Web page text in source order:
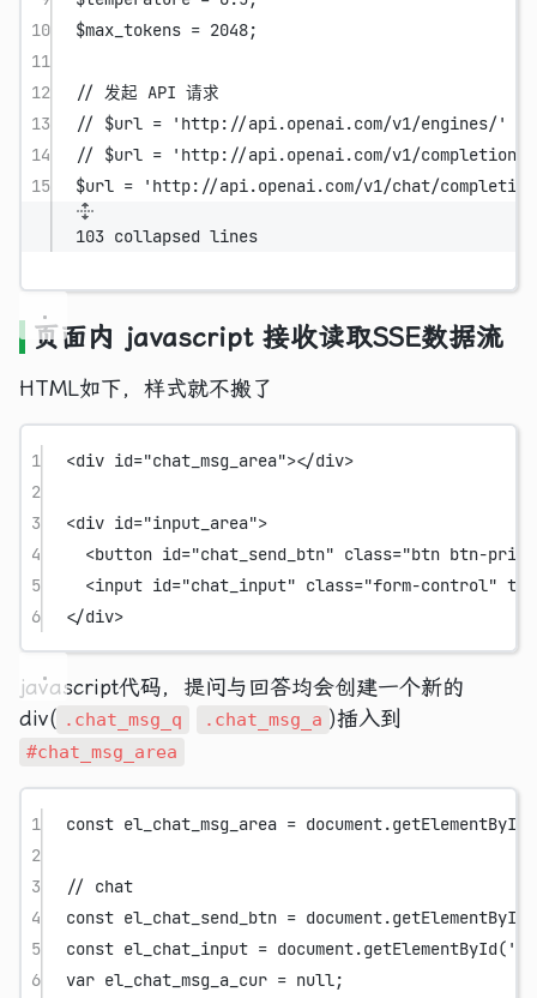
10
$max_tokens = 2048;
11
12
// 发起 API 请求
13
// $url = 'http://api.openai.com/v1/engines/' .
14
// $url = 'http://api.openai.com/v1/
15
$url = 'http://api.openai.com/v1/chat/
103 collapsed lines
页面内 javascript 接收读取SSE数据流
HTML如下，样式就不搬了
1 <div id="chat_msg_area"></div>
2
3
<div id="input_area">
4
<button id="chat_send_btn" class="btn btn-
5
<input id="chat_input" class="form-control"
6
</div>
javascript代码，提问与回答均会创建一个新的
div( .chat_msg_q .chat_msg_a )插入到
#chat_msg_area
1 const el_chat_msg_area = document.getElementById
2
3
// chat
4
const el_chat_send_btn = document.getElementById
5
const el_chat_input = document.getElementById(
6
var el_chat_msg_a_cur = null ;